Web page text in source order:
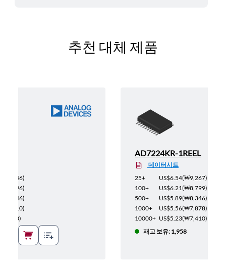
추천 대체 제품
)
)
)
)
)
AD7224KR-1REEL
데이터시트
25+
US$6.54(₩9,267)
100+
US$6.21(₩8,799)
500+
US$5.89(₩8,346)
1000+
US$5.56(₩7,878)
10000+ US$5.23(₩7,410)
재고 보유: 1,958